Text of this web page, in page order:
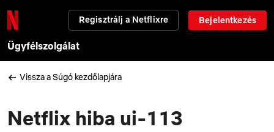
Regisztrálj a Netflixre Bejelentkezés
Ügyfélszolgálat
Vissza a Súgó kezdőlapjára
Netflix hiba ui-113